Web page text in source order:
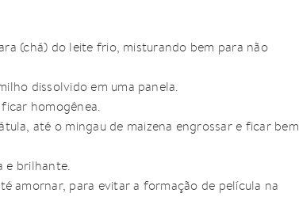
(chá) do leite frio, misturando bem para não
dissolvido em uma panela.
homogênea.
até o mingau de maizena engrossar e ficar bem
e brilhante.
amornar, para evitar a formação de película na